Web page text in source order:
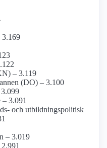
3.169
– 3.119
(DO) – 3.100
3.091
och utbildnings­politisk
– 3.019